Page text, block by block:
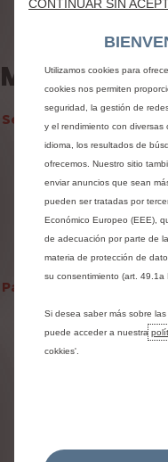
Mobility
Services après-vente
Entretien de votre
Entretien de votre
Entretien de votre
Services exclusifs
Paquetes de
Forfait batterie Citroën
Paquete de revisión de
Paquete de aire
CONTINUAR SIN
Utilizamos cookies para
cookies nos permiten
seguridad, la gestión de
y el rendimiento con diversas
idioma, los resultados de
ofrecemos. Nuestro sitio
enviar anuncios que sean
pueden ser tratadas por
Económico Europeo (EEE),
de adecuación por parte de
materia de protección de
su consentimiento (art. 49.1a
Si desea saber más sobre
puede acceder a nuestra
cokkies'.